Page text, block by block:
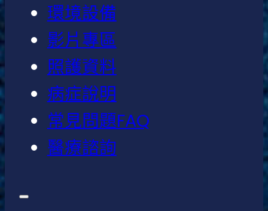
環境設備
影片專區
照護資料
病症說明
常見問題FAQ
醫療諮詢